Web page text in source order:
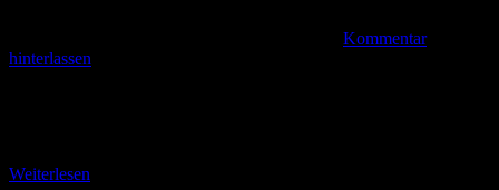
Kommentar
hinterlassen
Weiterlesen